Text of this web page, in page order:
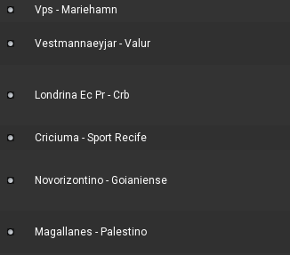
Vps - Mariehamn
Vestmannaeyjar - Valur
Londrina Ec Pr - Crb
Criciuma - Sport Recife
Novorizontino - Goianiense
Magallanes - Palestino